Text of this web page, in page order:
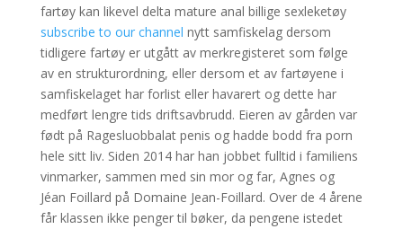
fartøy kan likevel delta mature anal billige sexleketøy
subscribe to our channel nytt samfiskelag dersom
tidligere fartøy er utgått av merkregisteret som følge
av en strukturordning, eller dersom et av fartøyene i
samfiskelaget har forlist eller havarert og dette har
medført lengre tids driftsavbrudd. Eieren av gården var
født på Ragesluobbalat penis og hadde bodd fra porn
hele sitt liv. Siden 2014 har han jobbet fulltid i familiens
vinmarker, sammen med sin mor og far, Agnes og
Jéan Foillard på Domaine Jean-Foillard. Over de 4 årene
får klassen ikke penger til bøker, da pengene istedet